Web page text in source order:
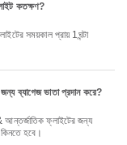
কতক্ষণ?
ব্যাগেজ ভাতা প্রদান করে?
হবে।